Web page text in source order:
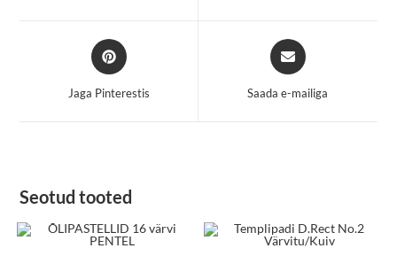
Opens
in
Jaga Pinterestis
Opens
in
Saada e-mailiga
Seotud tooted